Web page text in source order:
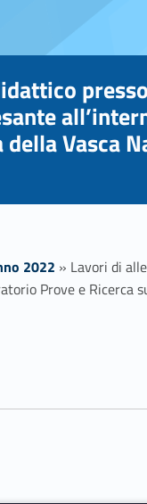
Vasca
2022 » Lavori di
Prove e